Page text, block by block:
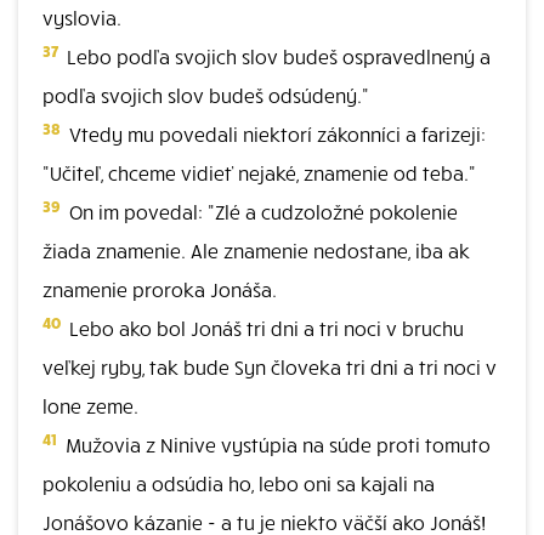
vyslovia.
37 Lebo podľa svojich slov budeš ospravedlnený a
podľa svojich slov budeš odsúdený."
38 Vtedy mu povedali niektorí zákonníci a farizeji:
"Učiteľ, chceme vidieť nejaké, znamenie od teba."
39 On im povedal: "Zlé a cudzoložné pokolenie
žiada znamenie. Ale znamenie nedostane, iba ak
znamenie proroka Jonáša.
40 Lebo ako bol Jonáš tri dni a tri noci v bruchu
veľkej ryby, tak bude Syn človeka tri dni a tri noci v
lone zeme.
41 Mužovia z Ninive vystúpia na súde proti tomuto
pokoleniu a odsúdia ho, lebo oni sa kajali na
Jonášovo kázanie - a tu je niekto väčší ako Jonáš!